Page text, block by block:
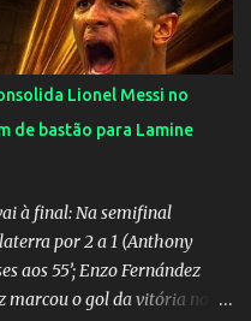
Lionel Messi no
de bastão para Lamine
à final: Na semifinal
por 2 a 1 (Anthony
aos 55’; Enzo Fernández
o gol da vitória nos